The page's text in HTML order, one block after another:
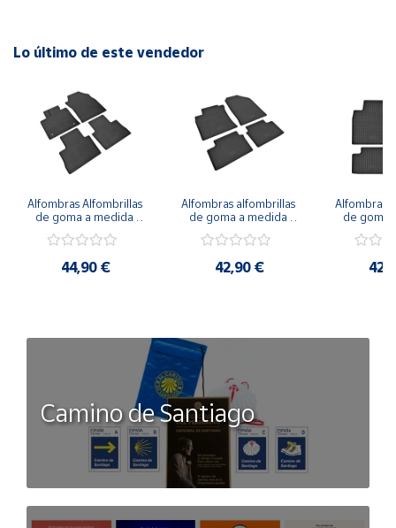
Lo último de este vendedor
Alfombras Alfombrillas
de goma a medida
partir de 2021
44,90 €
Alfombras alfombrillas
de goma a medida
desde 2018
42,90 €
Alfombras
de goma
Camino de Santiago